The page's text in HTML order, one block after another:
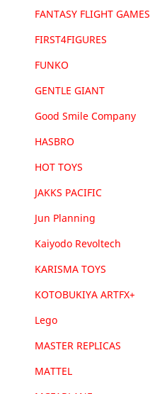
FANTASY FLIGHT GAMES
FIRST4FIGURES
FUNKO
GENTLE GIANT
Good Smile Company
HASBRO
HOT TOYS
JAKKS PACIFIC
Jun Planning
Kaiyodo Revoltech
KARISMA TOYS
KOTOBUKIYA ARTFX+
Lego
MASTER REPLICAS
MATTEL